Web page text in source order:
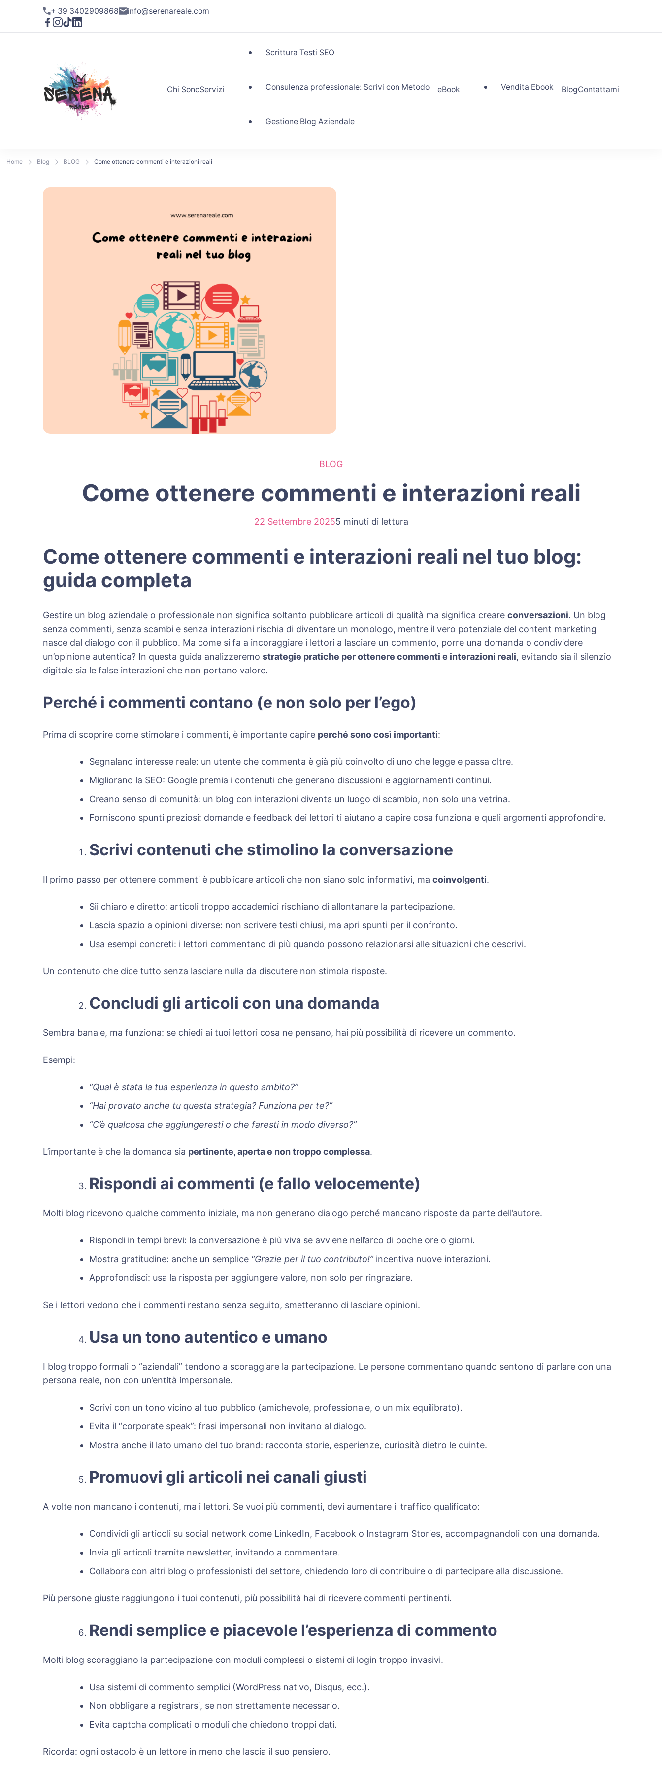
+ 39 3402909868 info@serenareale.com
Chi SonoServizi
Scrittura Testi SEO
Consulenza professionale: Scrivi con Metodo
Gestione Blog Aziendale
eBook Vendita Ebook BlogContattami
Home Blog BLOG Come ottenere commenti e interazioni reali
BLOG
Come ottenere commenti e interazioni reali
22 Settembre 20255 minuti di lettura
Come ottenere commenti e interazioni reali nel tuo blog:
guida completa
Gestire un blog aziendale o professionale non significa soltanto pubblicare articoli di qualità ma significa creare conversazioni. Un blog
senza commenti, senza scambi e senza interazioni rischia di diventare un monologo, mentre il vero potenziale del content marketing
nasce dal dialogo con il pubblico. Ma come si fa a incoraggiare i lettori a lasciare un commento, porre una domanda o condividere
un’opinione autentica? In questa guida analizzeremo strategie pratiche per ottenere commenti e interazioni reali, evitando sia il silenzio
digitale sia le false interazioni che non portano valore.
Perché i commenti contano (e non solo per l’ego)
Prima di scoprire come stimolare i commenti, è importante capire perché sono così importanti:
Segnalano interesse reale: un utente che commenta è già più coinvolto di uno che legge e passa oltre.
Migliorano la SEO: Google premia i contenuti che generano discussioni e aggiornamenti continui.
Creano senso di comunità: un blog con interazioni diventa un luogo di scambio, non solo una vetrina.
Forniscono spunti preziosi: domande e feedback dei lettori ti aiutano a capire cosa funziona e quali argomenti approfondire.
Scrivi contenuti che stimolino la conversazione
Il primo passo per ottenere commenti è pubblicare articoli che non siano solo informativi, ma coinvolgenti.
Sii chiaro e diretto: articoli troppo accademici rischiano di allontanare la partecipazione.
Lascia spazio a opinioni diverse: non scrivere testi chiusi, ma apri spunti per il confronto.
Usa esempi concreti: i lettori commentano di più quando possono relazionarsi alle situazioni che descrivi.
Un contenuto che dice tutto senza lasciare nulla da discutere non stimola risposte.
Concludi gli articoli con una domanda
Sembra banale, ma funziona: se chiedi ai tuoi lettori cosa ne pensano, hai più possibilità di ricevere un commento.
Esempi:
“Qual è stata la tua esperienza in questo ambito?”
“Hai provato anche tu questa strategia? Funziona per te?”
“C’è qualcosa che aggiungeresti o che faresti in modo diverso?”
L’importante è che la domanda sia pertinente, aperta e non troppo complessa.
Rispondi ai commenti (e fallo velocemente)
Molti blog ricevono qualche commento iniziale, ma non generano dialogo perché mancano risposte da parte dell’autore.
Rispondi in tempi brevi: la conversazione è più viva se avviene nell’arco di poche ore o giorni.
Mostra gratitudine: anche un semplice “Grazie per il tuo contributo!”incentiva nuove interazioni.
Approfondisci: usa la risposta per aggiungere valore, non solo per ringraziare.
Se i lettori vedono che i commenti restano senza seguito, smetteranno di lasciare opinioni.
Usa un tono autentico e umano
I blog troppo formali o “aziendali” tendono a scoraggiare la partecipazione. Le persone commentano quando sentono di parlare con una
persona reale, non con un’entità impersonale.
Scrivi con un tono vicino al tuo pubblico (amichevole, professionale, o un mix equilibrato).
Evita il “corporate speak”: frasi impersonali non invitano al dialogo.
Mostra anche il lato umano del tuo brand: racconta storie, esperienze, curiosità dietro le quinte.
Promuovi gli articoli nei canali giusti
A volte non mancano i contenuti, ma i lettori. Se vuoi più commenti, devi aumentare il traffico qualificato:
Condividi gli articoli su social network come LinkedIn, Facebook o Instagram Stories, accompagnandoli con una domanda.
Invia gli articoli tramite newsletter, invitando a commentare.
Collabora con altri blog o professionisti del settore, chiedendo loro di contribuire o di partecipare alla discussione.
Più persone giuste raggiungono i tuoi contenuti, più possibilità hai di ricevere commenti pertinenti.
Rendi semplice e piacevole l’esperienza di commento
Molti blog scoraggiano la partecipazione con moduli complessi o sistemi di login troppo invasivi.
Usa sistemi di commento semplici (WordPress nativo, Disqus, ecc.).
Non obbligare a registrarsi, se non strettamente necessario.
Evita captcha complicati o moduli che chiedono troppi dati.
Ricorda: ogni ostacolo è un lettore in meno che lascia il suo pensiero.